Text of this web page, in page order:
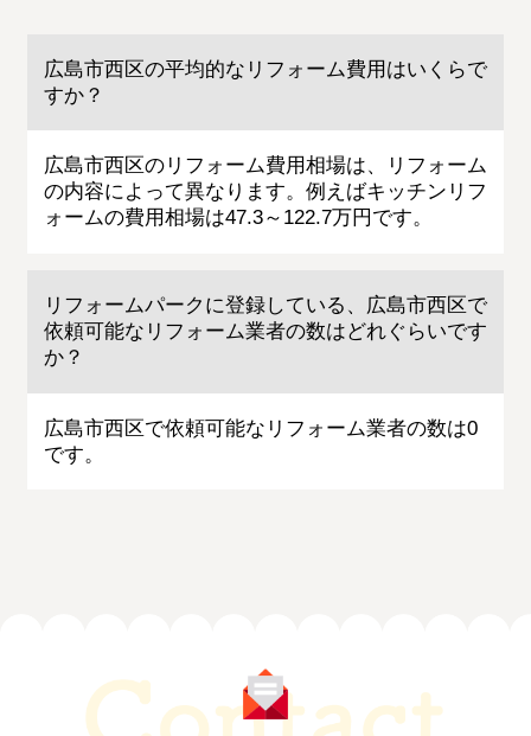
広島市西区の平均的なリフォーム費用はいくらで
すか？
広島市西区のリフォーム費用相場は、リフォーム
の内容によって異なります。例えばキッチンリフ
ォームの費用相場は47.3～122.7万円です。
リフォームパークに登録している、広島市西区で
依頼可能なリフォーム業者の数はどれぐらいです
か？
広島市西区で依頼可能なリフォーム業者の数は0
です。